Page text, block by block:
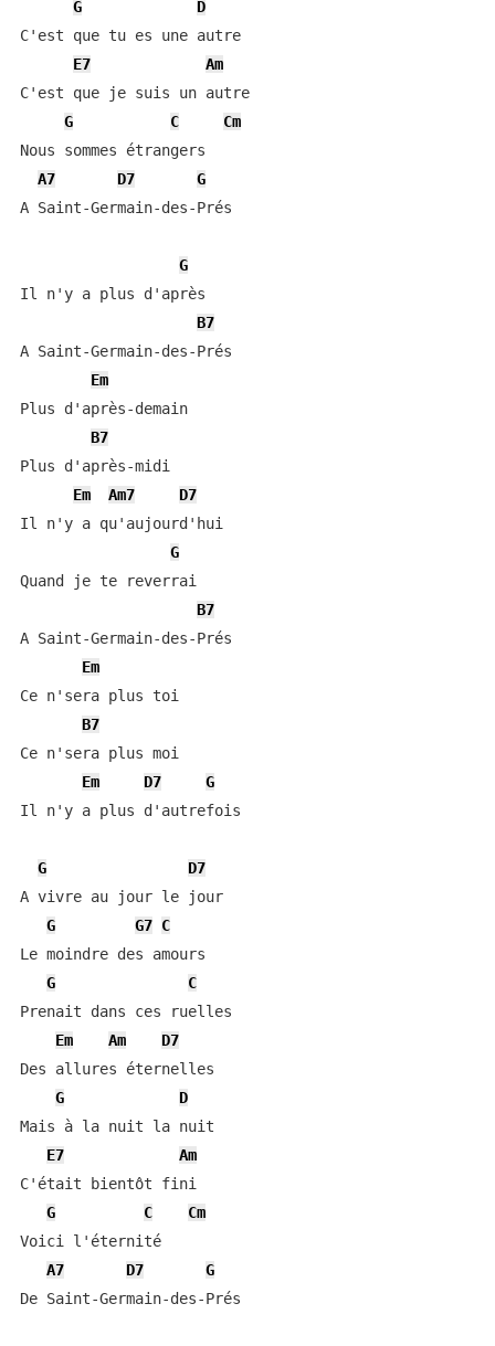
G
D
C'est que tu es une autre
E7
Am
C'est que je suis un autre
G
C
Cm
Nous sommes étrangers
A7
D7
G
A Saint-Germain-des-Prés
G
Il n'y a plus d'après
B7
A Saint-Germain-des-Prés
Em
Plus d'après-demain
B7
Plus d'après-midi
Em
Am7
D7
Il n'y a qu'aujourd'hui
G
Quand je te reverrai
B7
A Saint-Germain-des-Prés
Em
Ce n'sera plus toi
B7
Ce n'sera plus moi
Em
D7
G
Il n'y a plus d'autrefois
G
D7
A vivre au jour le jour
G
G7 C
Le moindre des amours
G
C
Prenait dans ces ruelles
Em
Am
D7
Des allures éternelles
G
D
Mais à la nuit la nuit
E7
Am
C'était bientôt fini
G
C
Cm
Voici l'éternité
A7
D7
G
De Saint-Germain-des-Prés